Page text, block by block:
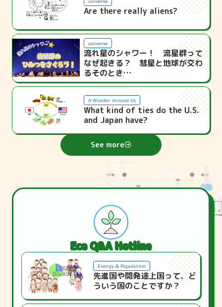
Are there really aliens?
流れ星のシャワー！ 流星群って
なぜ起きる？ 彗星と地球が交わ
るそのとき…
universe
What kind of ties do the U.S.
and Japan have?
A Wonder Around Us
See more
Eco Q&A Hotline
先進国や開発途上国って、ど
ういう国のことですか？
Energy & Population